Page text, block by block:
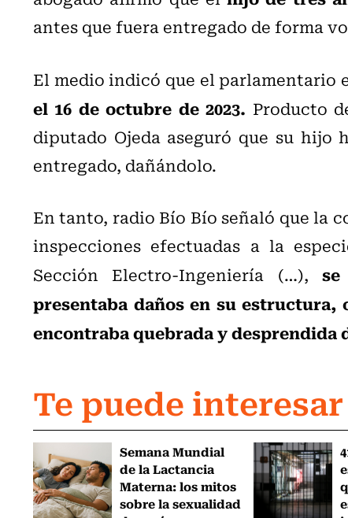
antes que fuera entregado de forma
El medio indicó que el parlamentario
el 16 de octubre de 2023. Producto
diputado Ojeda aseguró que su hijo
entregado, dañándolo.
En tanto, radio Bío Bío señaló que la
inspecciones efectuadas a la
Sección Electro-Ingeniería (…),
presentaba daños en su
encontraba quebrada y desprendida
Te puede interesar
Semana Mundial
de la Lactancia
Materna: los mitos
sobre la sexualidad